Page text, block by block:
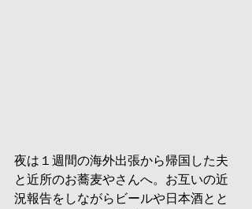
夜は１週間の海外出張から帰国した夫
と近所のお蕎麦やさんへ。お互いの近
況報告をしながらビールや日本酒とと